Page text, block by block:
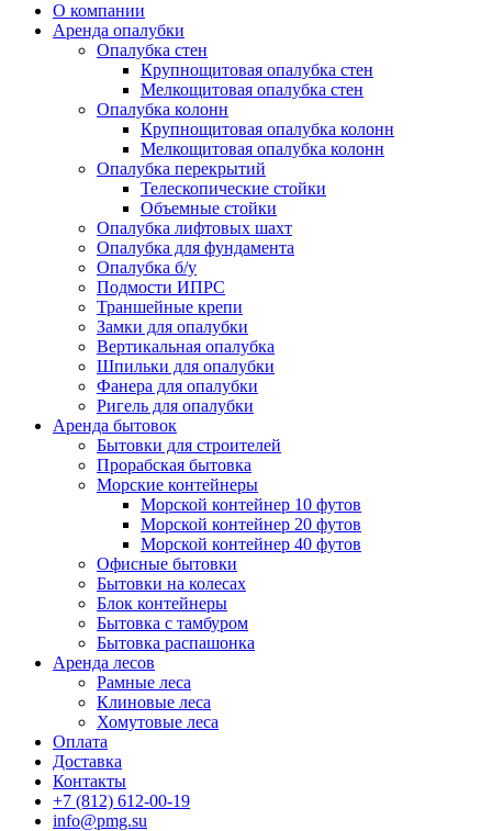
О компании
Аренда опалубки
Опалубка стен
Крупнощитовая опалубка стен
Мелкощитовая опалубка стен
Опалубка колонн
Крупнощитовая опалубка колонн
Мелкощитовая опалубка колонн
Опалубка перекрытий
Телескопические стойки
Объемные стойки
Опалубка лифтовых шахт
Опалубка для фундамента
Опалубка б/у
Подмости ИПРС
Траншейные крепи
Замки для опалубки
Вертикальная опалубка
Шпильки для опалубки
Фанера для опалубки
Ригель для опалубки
Аренда бытовок
Бытовки для строителей
Прорабская бытовка
Морские контейнеры
Морской контейнер 10 футов
Морской контейнер 20 футов
Морской контейнер 40 футов
Офисные бытовки
Бытовки на колесах
Блок контейнеры
Бытовка с тамбуром
Бытовка распашонка
Аренда лесов
Рамные леса
Клиновые леса
Хомутовые леса
Оплата
Доставка
Контакты
+7 (812) 612-00-19
info@pmg.su